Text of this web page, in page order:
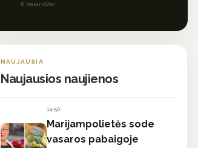
6 balandžio
NAUJAUSIA
Naujausios naujienos
14:50
Marijampolietės sode
vasaros pabaigoje